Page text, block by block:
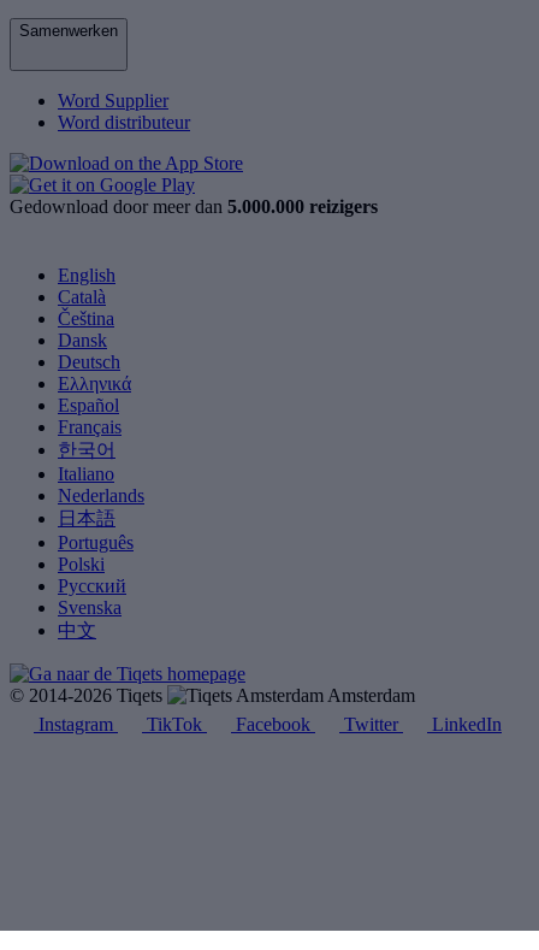
Samenwerken
Word Supplier
Word distributeur
Gedownload door meer dan 5.000.000 reizigers
English
Català
Čeština
Dansk
Deutsch
Ελληνικά
Español
Français
한국어
Italiano
Nederlands
日本語
Português
Polski
Русский
Svenska
中文
© 2014-2026 Tiqets
Amsterdam
Instagram
TikTok Facebook Twitter LinkedIn